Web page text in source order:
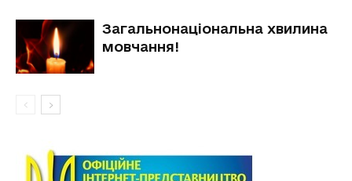
Загальнонаціональна хвилина
мовчання!